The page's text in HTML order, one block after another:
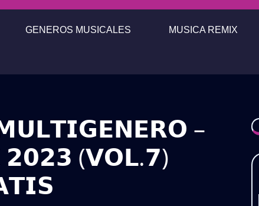
GENEROS MUSICALES MUSICA REMIX
–
(𝗩𝗢𝗟.𝟳)